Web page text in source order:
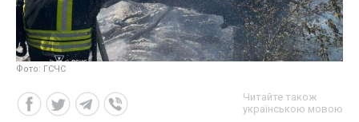
Фото: ГСЧС
Читайте також
українською мовою